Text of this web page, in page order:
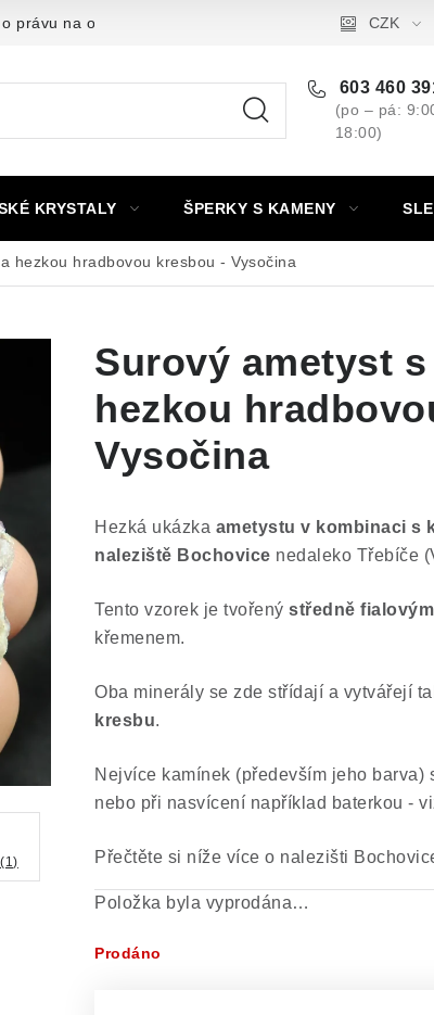
právu na odstoupení od smlouvy Puncovní značky
CZK
603 460
(po – pá:
18:00)
KRYSTALY ŠPERKY S KAMENY
hezkou hradbovou kresbou - Vysočina
Surový ametyst
hezkou
Vysočina
Hezká ukázka ametystu v kombinaci s
naleziště Bochovice nedaleko Třebíče
Tento vzorek je tvořený středně
křemenem.
Oba minerály se zde střídají a vytvářejí
kresbu.
Nejvíce kamínek (především jeho barva)
nebo při nasvícení například baterkou -
Přečtěte si níže více o nalezišti
Položka byla vyprodána…
Prodáno